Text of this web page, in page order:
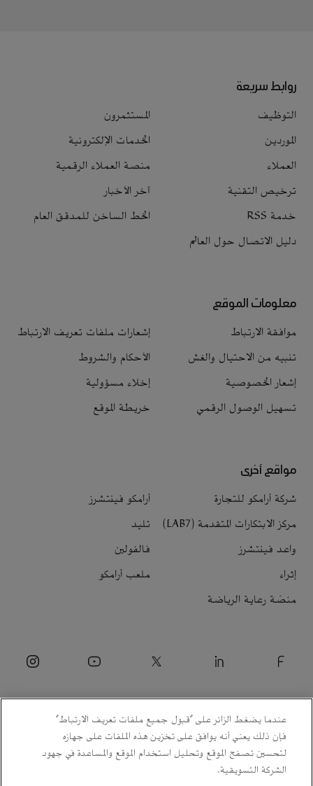
روابط سريعة
التوظيف
المستثمرون
الموردين
الخدمات الإلكترونية
العملاء
منصة العملاء الرقمية
ترخيص التقنية
آخر الأخبار
خدمة RSS
الخط الساخن للمدقق العام
دليل الاتصال حول العالم
معلومات الموقع
موافقة الارتباط
إشعارات ملفات تعريف الارتباط
تنبيه من الاحتيال والغش
الأحكام والشروط
إشعار الخصوصية
إخلاء مسؤولية
تسهيل الوصول الرقمي
خريطة الموقع
مواقع أخرى
شركة أرامكو للتجارة
أرامكو فينتشرز
مركز الابتكارات المتقدمة (LAB7)
تليد
واعد فينتشرز
فالفولين
إثراء
ملعب أرامكو
منصّة رعاية الرياضة
عندما يضغط الزائر على "قبول جميع ملفات تعريف الارتباط"
فإن ذلك يعني أنه يوافق على تخزين هذه الملفات على جهازه
لتحسين تصفح الموقع وتحليل استخدام الموقع والمساعدة في جهود
الشركة التسويقية.